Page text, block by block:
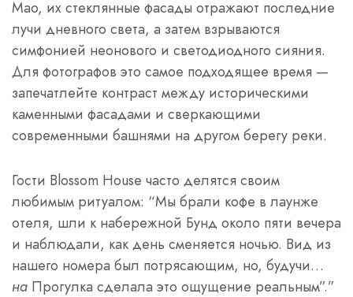
Мао, их стеклянные фасады отражают последние
лучи дневного света, а затем взрываются
симфонией неонового и светодиодного сияния.
Для фотографов это самое подходящее время —
запечатлейте контраст между историческими
каменными фасадами и сверкающими
современными башнями на другом берегу реки.
Гости Blossom House часто делятся своим
любимым ритуалом: “Мы брали кофе в лаунже
отеля, шли к набережной Бунд около пяти вечера
и наблюдали, как день сменяется ночью. Вид из
нашего номера был потрясающим, но, будучи…
на Прогулка сделала это ощущение реальным”.”